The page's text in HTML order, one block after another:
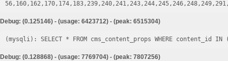
Debug: (0.125146) - (usage: 6423712) - (peak: 6515304)
Debug: (0.128868) - (usage: 7769704) - (peak: 7807256)